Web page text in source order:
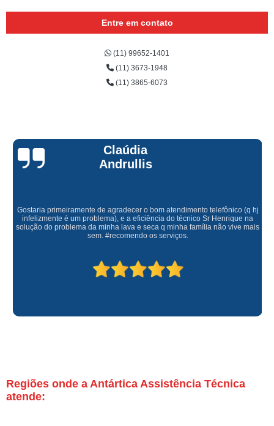
Entre em contato
(11) 99652-1401
(11) 3673-1948
(11) 3865-6073
Claúdia
Andrullis
Gostaria primeiramente de agradecer o bom atendimento telefônico (q hj
infelizmente é um problema), e a eficiência do técnico Sr Henrique na
solução do problema da minha lava e seca q minha família não vive mais
sem. #recomendo os serviços.
Regiões onde a Antártica Assistência Técnica
atende: